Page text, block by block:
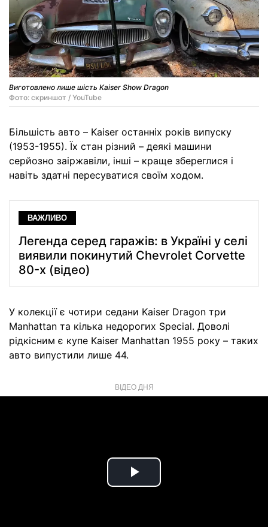
Виготовлено лише шість Kaiser Show Dragon
Фото: скриншот / YouTube
Більшість авто – Kaiser останніх років випуску
(1953-1955). Їх стан різний – деякі машини
серйозно заіржавіли, інші – краще збереглися і
навіть здатні пересуватися своїм ходом.
ВАЖЛИВО
Легенда серед гаражів: в Україні у селі
виявили покинутий Chevrolet Corvette
80-х (відео)
У колекції є чотири седани Kaiser Dragon три
Manhattan та кілька недорогих Special. Доволі
рідкісним є купе Kaiser Manhattan 1955 року – таких
авто випустили лише 44.
ВІДЕО ДНЯ
Play